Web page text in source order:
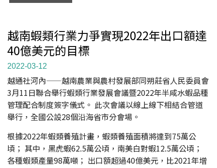
越南蝦類行業力爭實現2022年出口額達
40億美元的目標
2022-03-12
越通社河內——越南農業與農村發展部同朔莊省人民委員會
3月11日聯合舉行蝦類行業發展會議暨2022年半咸水蝦品種
管理配合制度簽字儀式。 此次會議以線上線下相結合管道
舉行，全國公設28個沿海省市分會場。
根據2022年蝦類養殖計畫，蝦類養殖面積將達到75萬公
頃； 其中，黑虎蝦62.5萬公頃，南美白對蝦12.5萬公頃；
各種蝦類產量98萬噸； 出口額超過40億美元，比2021年增